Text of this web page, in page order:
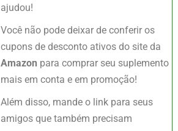
ajudou!
Você não pode deixar de conferir os
cupons de desconto ativos do site da
Amazon para comprar seu suplemento
mais em conta e em promoção!
Além disso, mande o link para seus
amigos que também precisam